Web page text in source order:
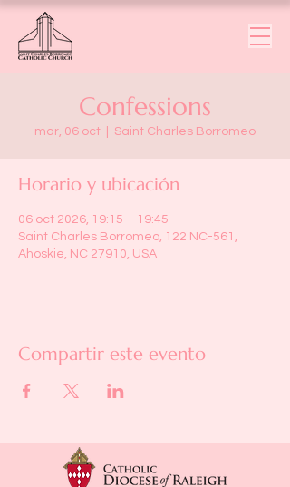
Confessions
mar, 06 oct Saint Charles Borromeo
Horario y ubicación
06 oct 2026, 19:15 – 19:45
Saint Charles Borromeo, 122 NC-561,
Ahoskie, NC 27910, USA
Compartir este evento